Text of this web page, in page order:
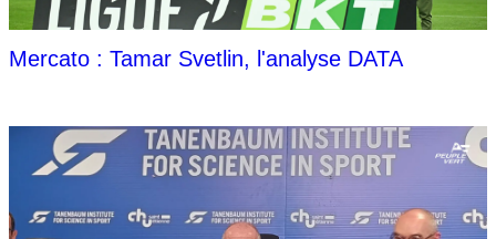
Mercato : Tamar Svetlin, l'analyse DATA